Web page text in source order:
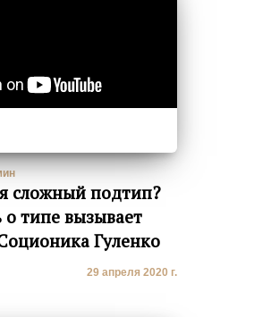
сложный подтип?
типе вызывает
Гуленко
29 апреля 2020 г.